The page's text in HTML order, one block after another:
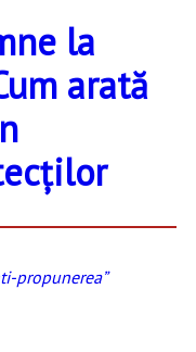
la
arată
propunerea”